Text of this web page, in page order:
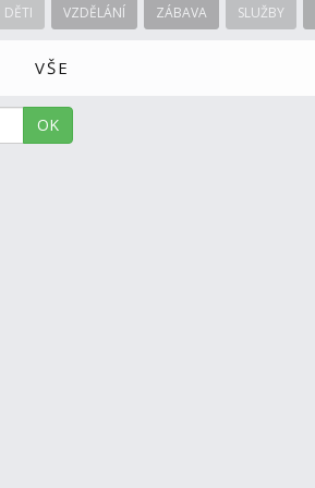
DĚTI VZDĚLÁNÍ ZÁBAVA SLUŽBY
VŠE
OK